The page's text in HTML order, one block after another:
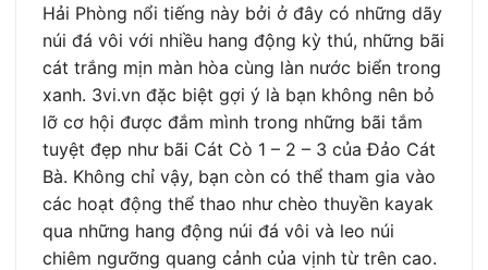
Hải Phòng nổi tiếng này bởi ở đây có những dãy
núi đá vôi với nhiều hang động kỳ thú, những bãi
cát trắng mịn màn hòa cùng làn nước biển trong
xanh. 3vi.vn đặc biệt gợi ý là bạn không nên bỏ
lỡ cơ hội được đắm mình trong những bãi tắm
tuyệt đẹp như bãi Cát Cò 1 – 2 – 3 của Đảo Cát
Bà. Không chỉ vậy, bạn còn có thể tham gia vào
các hoạt động thể thao như chèo thuyền kayak
qua những hang động núi đá vôi và leo núi
chiêm ngưỡng quang cảnh của vịnh từ trên cao.